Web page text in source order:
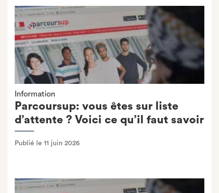
Information
Parcoursup: vous êtes sur liste
d’attente ? Voici ce qu’il faut savoir
Publié le 11 juin 2026